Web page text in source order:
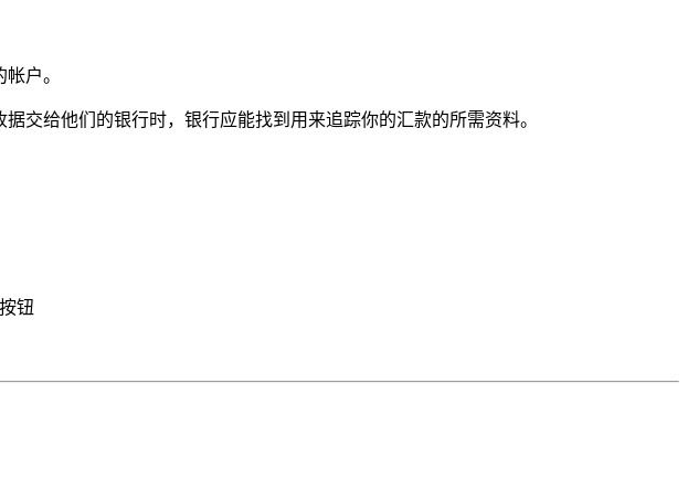
户。
交给他们的银行时，银行应能找到用来追踪你的汇款的所需资料。
钮